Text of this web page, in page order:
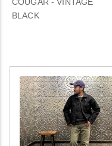
COUGAR - VINTAGE
BLACK